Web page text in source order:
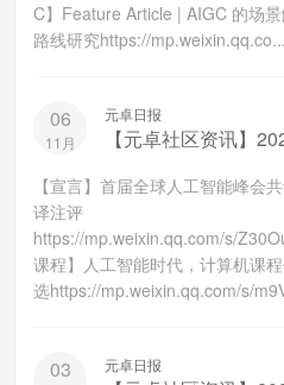
C】Feature Article | AIGC 的场
路线研究https://mp.weixin.qq.co...
06
11月
元卓日报
【元卓社区资讯】
【宣言】首届全球人工智能峰会
译注评
https://mp.weixin.qq.com/s/
课程】人工智能时代，计算机课
选https://mp.weixin.qq.com/s/
03 元卓日报